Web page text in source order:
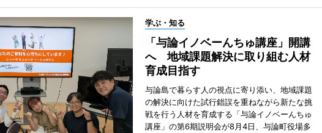
学ぶ・知る
「与論イノベーんちゅ講座」開講
へ 地域課題解決に取り組む人材
育成目指す
与論島で暮らす人の視点に寄り添い、地域課題
の解決に向けた試行錯誤を重ねながら新たな挑
戦を行う人材を育成する「与論イノベーんちゅ
講座」の第6期説明会が8月4日、与論町役場多